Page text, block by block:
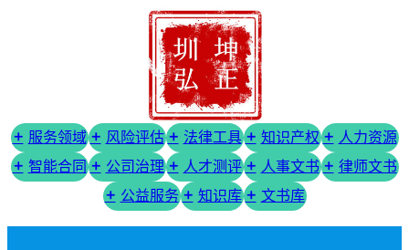
服务领域 风险评估 法律工具 知识产权
人力资源
智能合同
公司治理 人才测评 人事文书
律师文书
公益服务
知识库 文书库